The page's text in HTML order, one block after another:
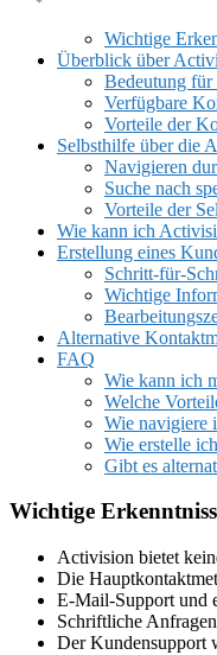
Wichtige
Überblick über
Bedeutung für
Verfügbare
Vorteile der
Selbsthilfe über die
Navigieren
Suche nach
Vorteile der
Wie kann ich
Erstellung eines
Schritt-für-
Wichtige
Alternative
FAQ
Wie kann ich
Welche
Wie navigiere
Wie erstelle
Gibt es
Wichtige
Activision bietet
Die
E-Mail-Support und
Schriftliche
Der Kundensupport